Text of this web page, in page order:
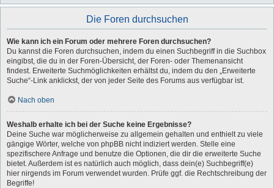
Die Foren durchsuchen
Wie kann ich ein Forum oder mehrere Foren durchsuchen?
Du kannst die Foren durchsuchen, indem du einen Suchbegriff in die Suchbox
eingibst, die du in der Foren-Übersicht, der Foren- oder Themenansicht
findest. Erweiterte Suchmöglichkeiten erhältst du, indem du den „Erweiterte
Suche“-Link anklickst, der von jeder Seite des Forums aus verfügbar ist.
Nach oben
Weshalb erhalte ich bei der Suche keine Ergebnisse?
Deine Suche war möglicherweise zu allgemein gehalten und enthielt zu viele
gängige Wörter, welche von phpBB nicht indiziert werden. Stelle eine
spezifischere Anfrage und benutze die Optionen, die dir die erweiterte Suche
bietet. Außerdem ist es natürlich auch möglich, dass dein(e) Suchbegriff(e)
hier nirgends im Forum verwendet wurden. Prüfe ggf. die Rechtschreibung der
Begriffe!